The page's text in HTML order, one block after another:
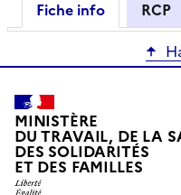
Fiche info RCP
MINISTÈRE
DU TRAVAIL, DE LA
DES SOLIDARITÉS
ET DES FAMILLES